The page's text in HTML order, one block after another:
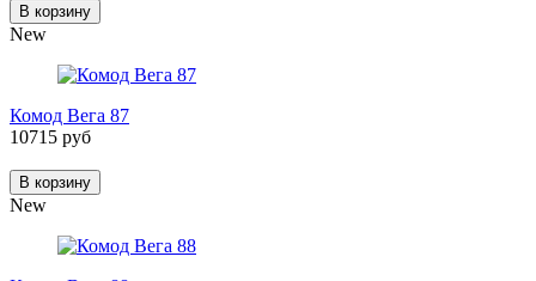
В корзину
New
Комод Вега 87
10715 руб
В корзину
New